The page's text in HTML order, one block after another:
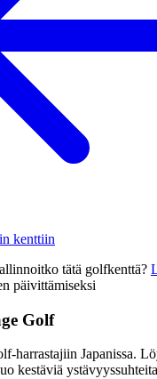
kenttiin
tätä golfkenttä?
päivittämiseksi
Golf
harrastajiin Japanissa.
kestäviä